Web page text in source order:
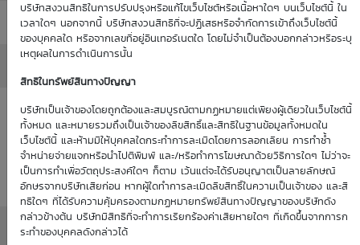
บริษัทสงวนสิทธิในการปรับปรุงหรือแก้ไขเว็บไซต์หรือเนื้อหาใดๆ บนเว็บไซต์นี้ ใน
เวลาใดๆ นอกจากนี้ บริษัทสงวนสิทธิที่จะปฏิเสธหรือจำกัดการเข้าถึงเว็บไซต์นี้
ของบุคคลใด หรือจากเลขที่อยู่อินเทอร์เนตใด โดยไม่จำเป็นต้องบอกกล่าวหรือระบุ
เหตุผลในการดำเนินการนั้น
สิทธิในทรัพย์สินทางปัญญา
บริษัทเป็นเจ้าของโดยถูกต้องและสมบูรณ์ตามกฏหมายแต่เพียงผู้เดียวในเว็บไซต์นี้
ทั้งหมด และหมายรวมถึงเป็นเจ้าของลิขสิทธิ์และสิทธิในฐานข้อมูลทั้งหมดใน
เว็บไซต์นี้ และห้ามมิให้บุคคลใดกระทำการละเมิดโดยการลอกเลียน การทำซ้ำ
จำหน่ายจ่ายแจกหรือนำไปตีพิมพ์ และ/หรือทำการโฆษณาด้วยวิธีการใดๆ ไม่ว่าจะ
เป็นการทำเพื่อวัตถุประสงค์ใดๆ ก็ตาม เว้นแต่จะได้รับอนุญาตเป็นลายลักษณ์
อักษรจากบริษัทเสียก่อน หากผู้ใดทำการละเมิดลิขสิทธิ์ในความเป็นเจ้าของ และสิ
ทธิใดๆ ที่ได้รับความคุ้มครองตามกฏหมายทรัพย์สินทางปัญญาของบริษัทดัง
กล่าวข้างต้น บริษัทมีสิทธิที่จะทำการเรียกร้องค่าเสียหายใดๆ ที่เกิดขึ้นจากการก
ระทำของบุคคลดังกล่าวได้
Time Decay (%)
: 0.00%
Implied Volatility
Historical
Volatility
: 0.00%(as of 1
Jan 70)
:
0.00%
(as of 1
Jan 70)
Moneyness
: ATM / 0.00%